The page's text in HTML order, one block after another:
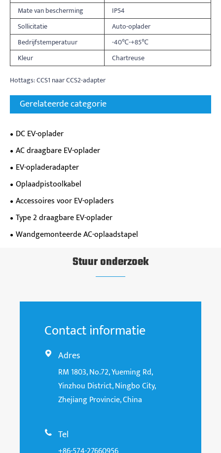
Mate van bescherming
IP54
Sollicitatie
Auto-oplader
Bedrijfstemperatuur
-40℃-+85℃
Kleur
Chartreuse
Hottags: CCS1 naar CCS2-adapter
Gerelateerde categorie
DC EV-oplader
AC draagbare EV-oplader
EV-opladeradapter
Oplaadpistoolkabel
Accessoires voor EV-opladers
Type 2 draagbare EV-oplader
Wandgemonteerde AC-oplaadstapel
Stuur onderzoek
Contact informatie
 Adres
RM 1803, No.72, Yueming Rd,
Yinzhou District, Ningbo City,
Zhejiang Provincie, China
 Tel